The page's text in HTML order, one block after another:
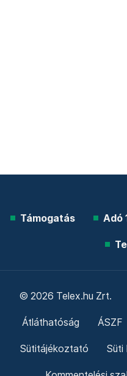
Támogatás Adó
© 2026 Telex.hu Zrt.
Átláthatóság ÁSZF
Sütitájékoztató Süti